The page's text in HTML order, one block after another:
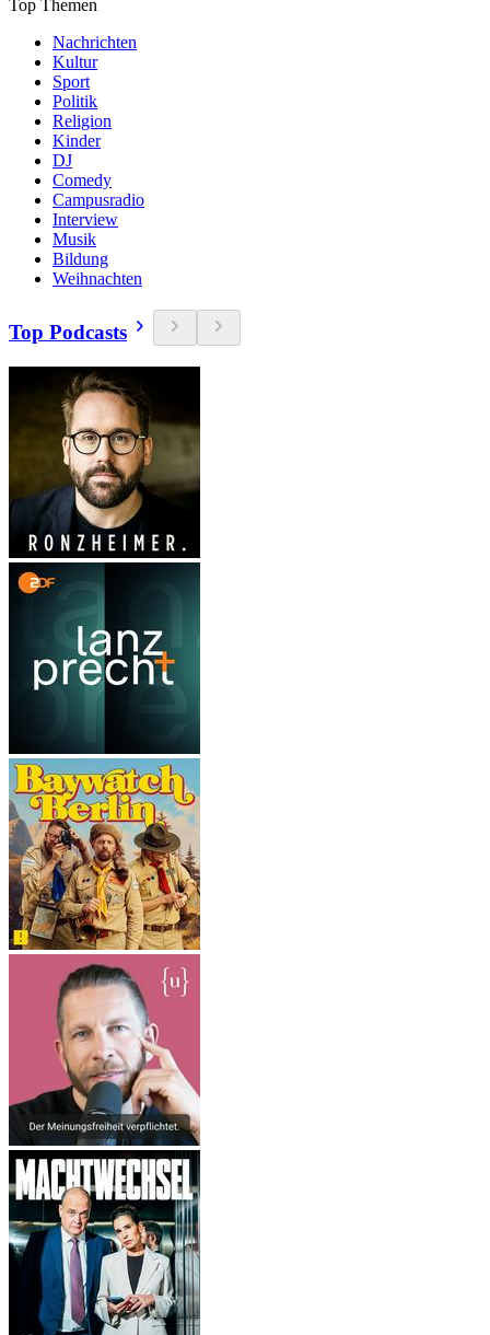
Top Themen
Nachrichten
Kultur
Sport
Politik
Religion
Kinder
DJ
Comedy
Campusradio
Interview
Musik
Bildung
Weihnachten
Top Podcasts